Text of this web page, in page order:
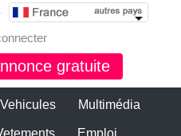
gratuite
Vehicules Multimédia
Emploi